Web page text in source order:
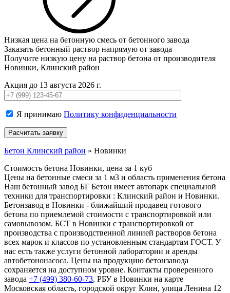
Низкая цена на бетонную смесь от бетонного завода
Заказать бетонный раствор напрямую от завода
Получите низкую цену на раствор бетона от производителя
Новинки, Клинский район
Акция до 13 августа 2026 г.
Я принимаю Политику конфиденциальности
Бетон Клинский район » Новинки
Стоимость бетона Новинки, цена за 1 куб
Цены на бетонные смеси за 1 м3 и область применения бетона
Наш бетонный завод БГ Бетон имеет автопарк специальной
техники для транспортировки : Клинский район и Новинки.
Бетонзавод в Новинки - ближайший продавец готового
бетона по приемлемой стоимости с транспортировкой или
самовывозом. БСТ в Новинки с транспортировкой от
производства с производственной линией растворов бетона
всех марок и классов по установленным стандартам ГОСТ. У
нас есть также услуги бетонной лаборатории и аренды
автобетононасоса. Цены на продукцию бетонзавода
сохраняется на доступном уровне. Контакты проверенного
завода +7 (499) 380-60-73, РБУ в Новинки на карте
Московская область, городской округ Клин, улица Ленина 12